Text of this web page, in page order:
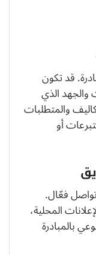
قد تكون
والجهد الذي
والمتطلبات
أو
فعّال.
المحلية،
بالمبادرة